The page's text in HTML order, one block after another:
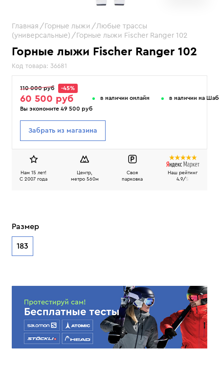
Главная Горные лыжи
Любые трассы
(универсальные)
Горные лыжи Fischer Ranger 102
Горные лыжи Fischer Ranger 102
Код товара: 36681
110 000 руб -45%
60 500 руб
Вы экономите 49 500 руб
в наличии онлайн в наличии на
Забрать из магазина
Нам 15 лет!
C 2007 года
Центр,
метро 560м
Своя
парковка
Наш рейтинг
4.9/5
Размер
183